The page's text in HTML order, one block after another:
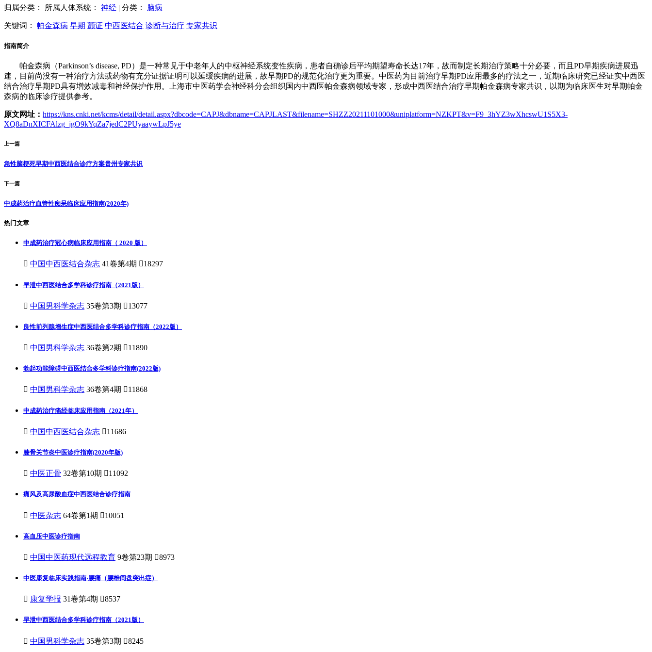
归属分类： 所属人体系统： 神经 | 分类： 脑病
关键词： 帕金森病 早期 颤证 中西医结合 诊断与治疗 专家共识
指南简介
帕金森病（Parkinson’s disease, PD）是一种常见于中老年人的中枢神经系统变性疾病，患者自确诊后平均期望寿命长达17年，故而制定长期治疗策略十分必要，而且PD早期疾病进展迅
速，目前尚没有一种治疗方法或药物有充分证据证明可以延缓疾病的进展，故早期PD的规范化治疗更为重要。中医药为目前治疗早期PD应用最多的疗法之一，近期临床研究已经证实中西医
结合治疗早期PD具有增效减毒和神经保护作用。上海市中医药学会神经科分会组织国内中西医帕金森病领域专家，形成中西医结合治疗早期帕金森病专家共识，以期为临床医生对早期帕金
森病的临床诊疗提供参考。
原文网址： https://kns.cnki.net/kcms/detail/detail.aspx?dbcode=CAPJ&dbname=CAPJLAST&filename=SHZZ20211101000&uniplatform=NZKPT&v=F9_3hYZ3wXhcswU1S5X3-
XQ8aDnXICFAlzg_jgO9kYqZa7jedC2PUyaaywLpJ5ye
上一篇
急性脑梗死早期中西医结合诊疗方案贵州专家共识
下一篇
中成药治疗血管性痴呆临床应用指南(2020年)
热门文章
中成药治疗冠心病临床应用指南（ 2020 版）
 中国中西医结合杂志 41卷第4期 18297
早泄中西医结合多学科诊疗指南（2021版）
 中国男科学杂志 35卷第3期 13077
良性前列腺增生症中西医结合多学科诊疗指南（2022版）
 中国男科学杂志 36卷第2期 11890
勃起功能障碍中西医结合多学科诊疗指南(2022版)
 中国男科学杂志 36卷第4期 11868
中成药治疗痛经临床应用指南（2021年）
 中国中西医结合杂志 11686
膝骨关节炎中医诊疗指南(2020年版)
 中医正骨 32卷第10期 11092
痛风及高尿酸血症中西医结合诊疗指南
 中医杂志 64卷第1期 10051
高血压中医诊疗指南
 中国中医药现代远程教育 9卷第23期 8973
中医康复临床实践指南·腰痛（腰椎间盘突出症）
 康复学报 31卷第4期 8537
早泄中西医结合多学科诊疗指南（2021版）
 中国男科学杂志 35卷第3期 8245